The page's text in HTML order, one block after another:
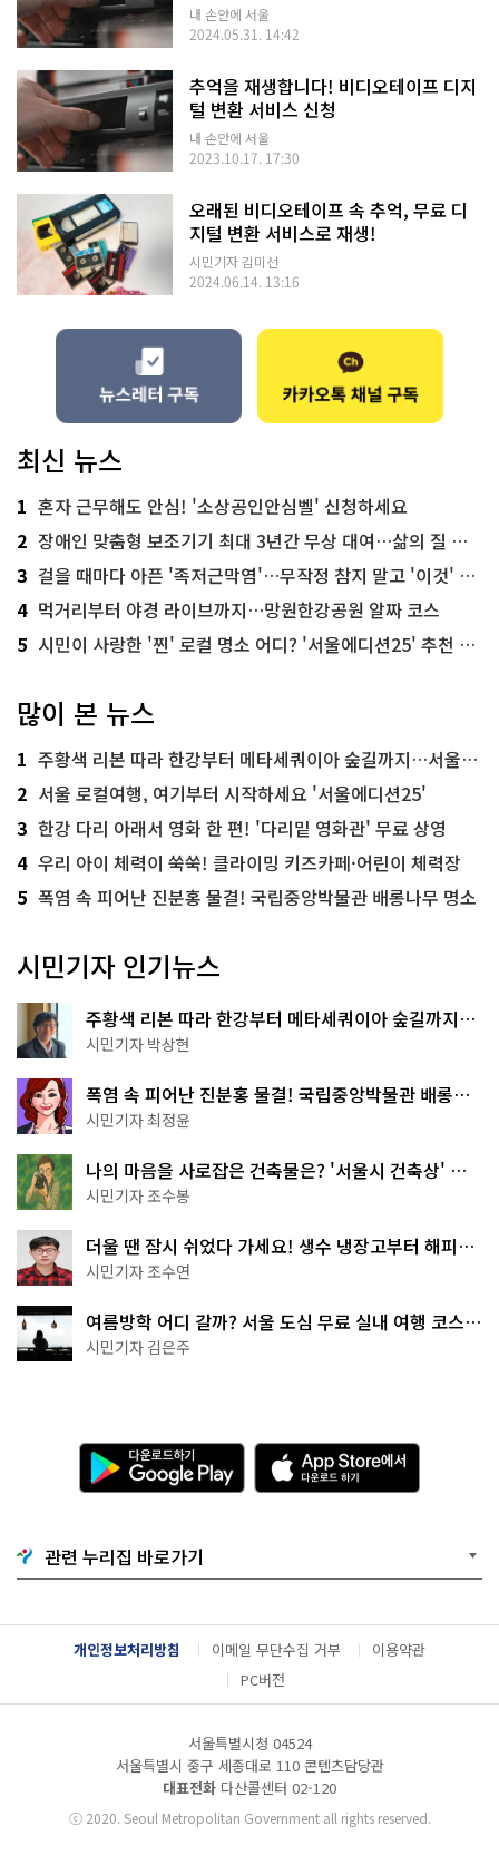
내 손안에 서울
2024.05.31. 14:42
추억을 재생합니다! 비디오테이프 디지
털 변환 서비스 신청
내 손안에 서울
2023.10.17. 17:30
오래된 비디오테이프 속 추억, 무료 디
지털 변환 서비스로 재생!
시민기자 김미선
2024.06.14. 13:16
최신 뉴스
1 혼자 근무해도 안심! '소상공인안심벨' 신청하세요
2 장애인 맞춤형 보조기기 최대 3년간 무상 대여…삶의 질 높인다
3 걸을 때마다 아픈 '족저근막염'…무작정 참지 말고 '이것' 해보세요!
4 먹거리부터 야경 라이브까지…망원한강공원 알짜 코스
5 시민이 사랑한 '찐' 로컬 명소 어디? '서울에디션25' 추천 코스
많이 본 뉴스
1 주황색 리본 따라 한강부터 메타세쿼이아 숲길까지…서울둘레길 15코스
2 서울 로컬여행, 여기부터 시작하세요 '서울에디션25'
3 한강 다리 아래서 영화 한 편! '다리밑 영화관' 무료 상영
4 우리 아이 체력이 쑥쑥! 클라이밍 키즈카페·어린이 체력장
5 폭염 속 피어난 진분홍 물결! 국립중앙박물관 배롱나무 명소
시민기자 인기뉴스
주황색 리본 따라 한강부터 메타세쿼이아 숲길까지…
서울둘레길 15코스
시민기자 박상현
폭염 속 피어난 진분홍 물결! 국립중앙박물관 배롱나
무 명소
시민기자 최정윤
나의 마음을 사로잡은 건축물은? '서울시 건축상' 수
상작 공개!
시민기자 조수봉
더울 땐 잠시 쉬었다 가세요! 생수 냉장고부터 해피소
·무더위쉼터까지
시민기자 조수연
여름방학 어디 갈까? 서울 도심 무료 실내 여행 코스
추천
시민기자 김은주
다
운
로
기
G
o
g
l
e
A
p
p
e
서
다
운
관련 누리집 바로가기
개인정보처리방침 이메일 무단수집 거부
이용약관
PC버전
서울특별시청 04524
서울특별시 중구 세종대로 110 콘텐츠담당관
대표전화 다산콜센터 02-120
ⓒ2020. Seoul Metropolitan Government all rights reserved.